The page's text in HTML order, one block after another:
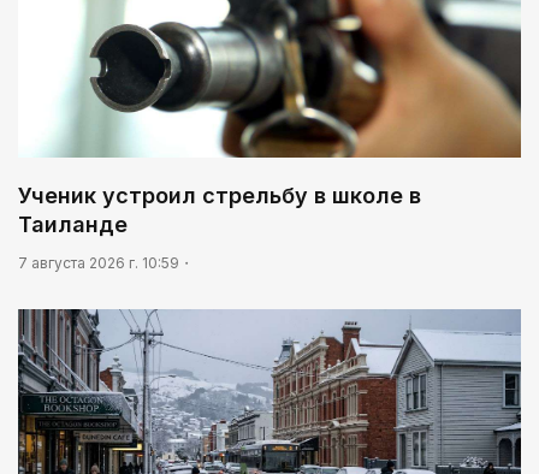
Ученик устроил стрельбу в школе в
Таиланде
7 августа 2026 г. 10:59